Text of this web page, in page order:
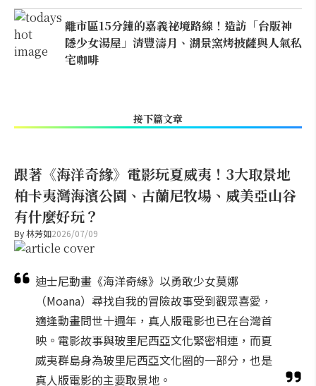
離市區15分鐘的嘉義祕境路線！造訪「台版神
隱少女湯屋」清豐濤月、湖景窯烤披薩與人氣私
宅咖啡
接下篇文章
跟著《海洋奇緣》電影玩夏威夷！3大取景地
柏卡夷灣海濱公園、古蘭尼牧場、威美亞山谷
有什麼好玩？
By林芳如2026/07/09
迪士尼動畫《海洋奇緣》以勇敢少女莫娜
（Moana）尋找自我的冒險故事受到觀眾喜愛，
適逢動畫問世十週年，真人版電影也已在台灣首
映。電影故事與玻里尼西亞文化緊密相連，而夏
威夷群島身為玻里尼西亞文化圈的一部分，也是
真人版電影的主要取景地。